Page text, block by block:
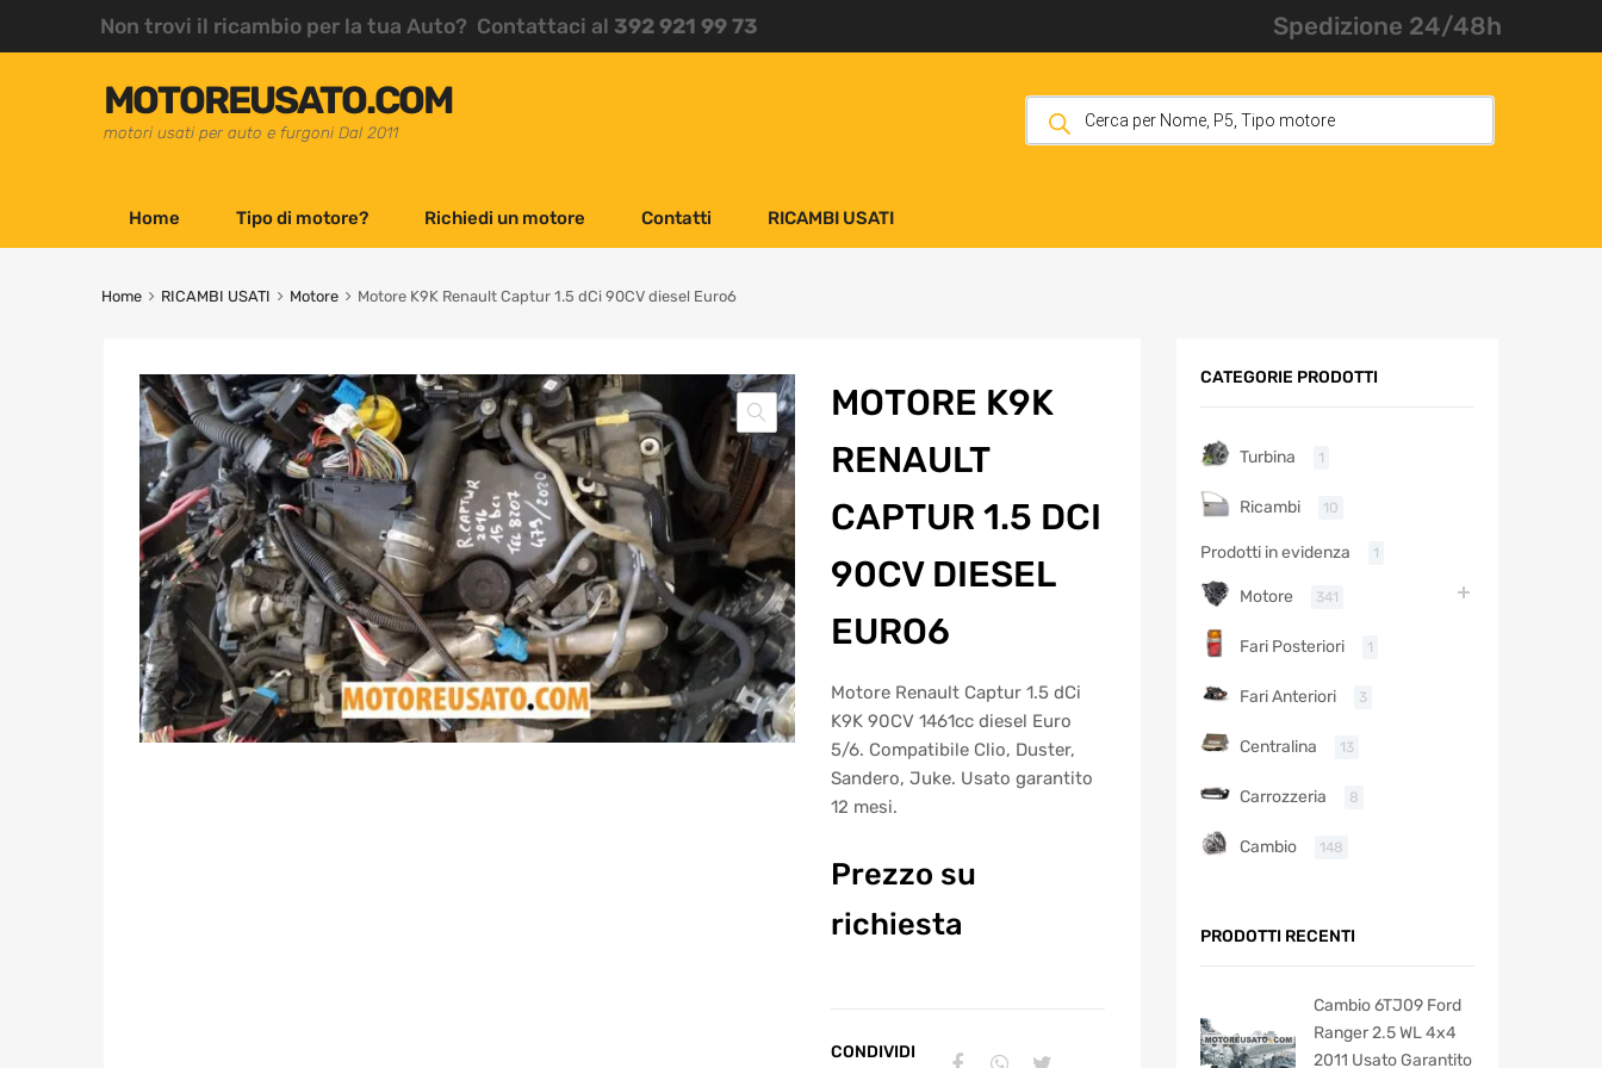
Non trovi il ricambio per la tua Auto? Contattaci al 392 921 99 73 Spedizione 24/48h
MOTOREUSATO.COM
motori usati per auto e furgoni Dal 2011
Home Tipo di motore? Richiedi un motore Contatti RICAMBI USATI
Home RICAMBI USATI Motore Motore K9K Renault Captur 1.5 dCi 90CV diesel Euro6
MOTORE K9K
RENAULT
CAPTUR 1.5 DCI
90CV DIESEL
EURO6
Motore Renault Captur 1.5 dCi
K9K 90CV 1461cc diesel Euro
5/6. Compatibile Clio, Duster,
Sandero, Juke. Usato garantito
12 mesi.
Prezzo su
richiesta
CONDIVIDI
CATEGORIE PRODOTTI
Turbina 1
Ricambi 10
Prodotti in evidenza 1
Motore 341
Fari Posteriori 1
Fari Anteriori 3
Centralina 13
Carrozzeria 8
Cambio 148
PRODOTTI RECENTI
Cambio 6TJ09 Ford
Ranger 2.5 WL 4x4
2011 Usato Garantito